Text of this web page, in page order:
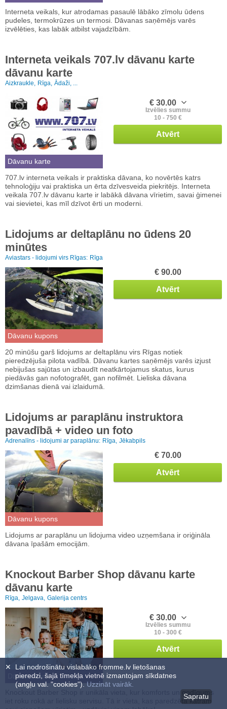
Interneta veikals, kur atrodamas pasaulē lābāko zīmolu ūdens
pudeles, termokrūzes un termosi. Dāvanas saņēmējs varēs
izvēlēties, kas labāk atbilst vajadzībām.
Interneta veikals 707.lv dāvanu karte
dāvanu karte
Aizkraukle, Rīga, Ādaži, ...
Dāvanu karte
€ 30.00
Izvēlies summu
10 - 750 €
Atvērt
707.lv interneta veikals ir praktiska dāvana, ko novērtēs katrs
tehnoloģiju vai praktiska un ērta dzīvesveida piekritējs. Interneta
veikala 707.lv dāvanu karte ir labākā dāvana vīrietim, savai ģimenei
vai sievietei, kas mīl dzīvot ērti un moderni.
Lidojums ar deltaplānu no ūdens 20
minūtes
Aviastars - lidojumi virs Rīgas: Rīga
Dāvanu kupons
€ 90.00
Atvērt
20 minūšu garš lidojums ar deltaplānu virs Rīgas notiek
pieredzējuša pilota vadībā. Dāvanu kartes saņēmējs varēs izjust
nebijušas sajūtas un izbaudīt neatkārtojamus skatus, kurus
piedāvās gan nofotografēt, gan nofilmēt. Lieliska dāvana
dzimšanas dienā vai izlaidumā.
Lidojums ar paraplānu instruktora
pavadībā + video un foto
Adrenalīns - lidojumi ar paraplānu: Rīga, Jēkabpils
Dāvanu kupons
€ 70.00
Atvērt
Lidojums ar paraplānu un lidojuma video uzņemšana ir oriģināla
dāvana īpašām emocijām.
Knockout Barber Shop dāvanu karte
dāvanu karte
Rīga, Jelgava, Galerija centrs
Dāvanu karte
€ 30.00
Izvēlies summu
10 - 300 €
Atvērt
Knockout Barber Shop ir unikāla vieta, kur komforts un godīgums
iet roku rokā ar lielisku servisu. Tā ir vieta, kas paredzēta katram
Lai nodrošinātu vislabāko fromme.lv lietošanas
pieredzi, šajā tīmekļa vietnē izmantojam sīkdatnes
(angļu val. "cookies"). Uzzināt vairāk.
Sapratu
✕